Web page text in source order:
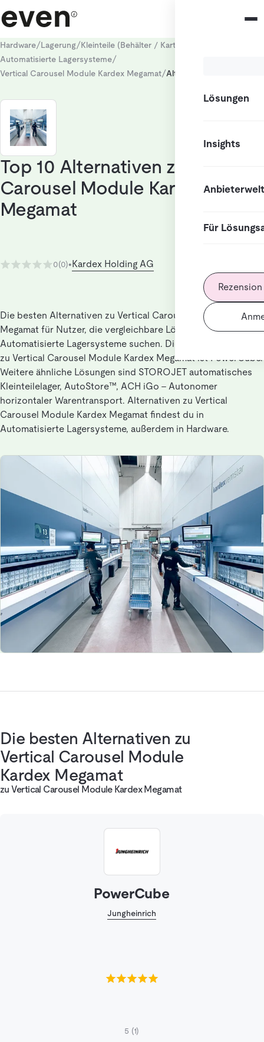
Lösungen
Insights
Anbieterwelt
Für
Hardware/Lagerung/Kleinteile (Behälter / Kartons)
Automatisierte Lagersysteme/
Vertical Carousel Module Kardex Megamat/Alternativen
Top 10 Alternativen zu Vertical
Carousel Module Kardex
Megamat
0(0)•Kardex Holding AG
Die besten Alternativen zu Vertical Carousel Module Kardex
Megamat für Nutzer, die vergleichbare Lösungen in
Automatisierte Lagersysteme suchen. Die beste Alternative
zu Vertical Carousel Module Kardex Megamat ist PowerCube.
Weitere ähnliche Lösungen sind STOROJET automatisches
Kleinteilelager, AutoStore™, ACH iGo - Autonomer
horizontaler Warentransport. Alternativen zu Vertical
Carousel Module Kardex Megamat findest du in
Automatisierte Lagersysteme, außerdem in Hardware.
Die besten Alternativen zu
Vertical Carousel Module
Kardex Megamat
zu Vertical Carousel Module Kardex Megamat
PowerCube
Jungheinrich
5 (1)